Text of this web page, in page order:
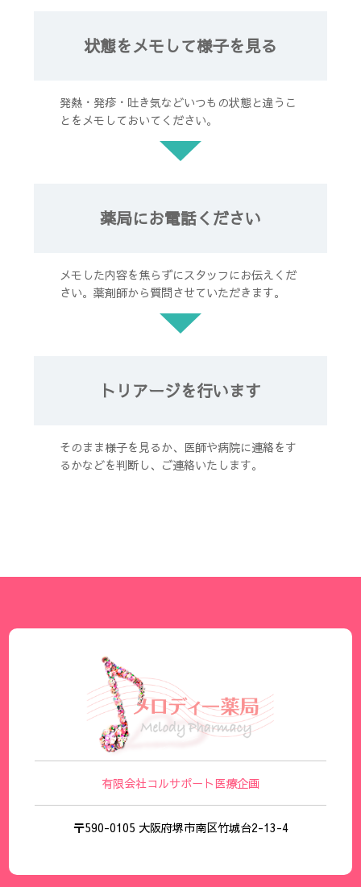
状態をメモして様子を見る
発熱・発疹・吐き気などいつもの状態と違うこ
とをメモしておいてください。
薬局にお電話ください
メモした内容を焦らずにスタッフにお伝えくだ
さい。薬剤師から質問させていただきます。
トリアージを行います
そのまま様子を見るか、医師や病院に連絡をす
るかなどを判断し、ご連絡いたします。
有限会社コルサポート医療企画
〒590-0105 大阪府堺市南区竹城台2-13-4